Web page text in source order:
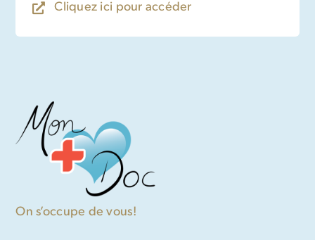
Cliquez ici pour accéder
On s’occupe de vous!